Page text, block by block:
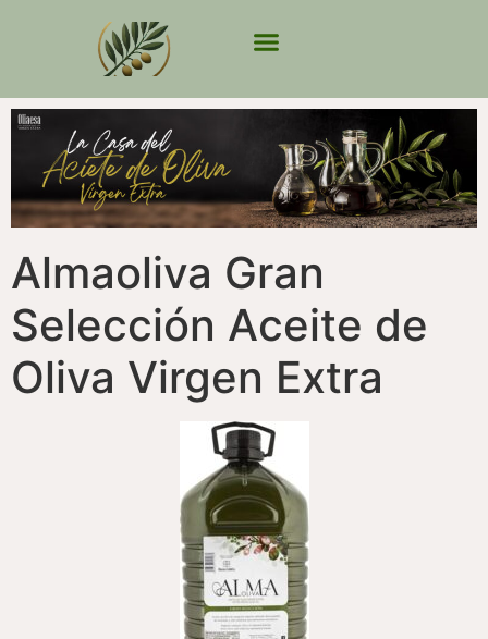
Almaoliva Gran
Selección Aceite de
Oliva Virgen Extra